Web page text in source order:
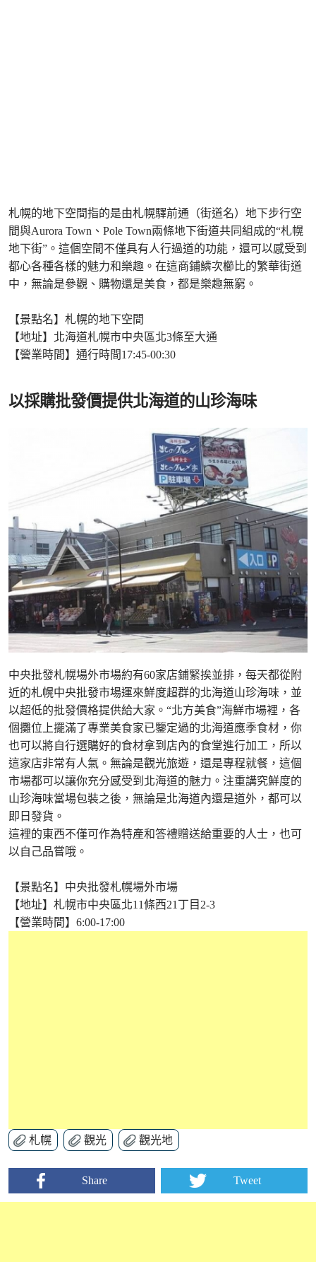
札幌的地下空間指的是由札幌驛前通（街道名）地下步行空
間與Aurora Town、Pole Town兩條地下街道共同組成的“札幌
地下街”。這個空間不僅具有人行過道的功能，還可以感受到
都心各種各樣的魅力和樂趣。在這商鋪鱗次櫛比的繁華街道
中，無論是參觀、購物還是美食，都是樂趣無窮。
【景點名】札幌的地下空間
【地址】北海道札幌市中央區北3條至大通
【營業時間】通行時間17:45-00:30
以採購批發價提供北海道的山珍海味
中央批發札幌場外市場約有60家店鋪緊挨並排，每天都從附
近的札幌中央批發市場運來鮮度超群的北海道山珍海味，並
以超低的批發價格提供給大家。“北方美食”海鮮市場裡，各
個攤位上擺滿了專業美食家已鑒定過的北海道應季食材，你
也可以將自行選購好的食材拿到店內的食堂進行加工，所以
這家店非常有人氣。無論是觀光旅遊，還是專程就餐，這個
市場都可以讓你充分感受到北海道的魅力。注重講究鮮度的
山珍海味當場包裝之後，無論是北海道內還是道外，都可以
即日發貨。
這裡的東西不僅可作為特產和答禮贈送給重要的人士，也可
以自己品嘗哦。
【景點名】中央批發札幌場外市場
【地址】札幌市中央區北11條西21丁目2-3
【營業時間】6:00-17:00
札幌 觀光 觀光地
Share Tweet